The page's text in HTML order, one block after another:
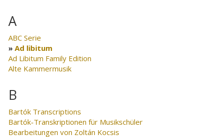
A
ABC Serie
Ad libitum
Ad Libitum Family Edition
Alte Kammermusik
B
Bartók Transcriptions
Bartók-Transkriptionen für Musikschüler
Bearbeitungen von Zoltán Kocsis